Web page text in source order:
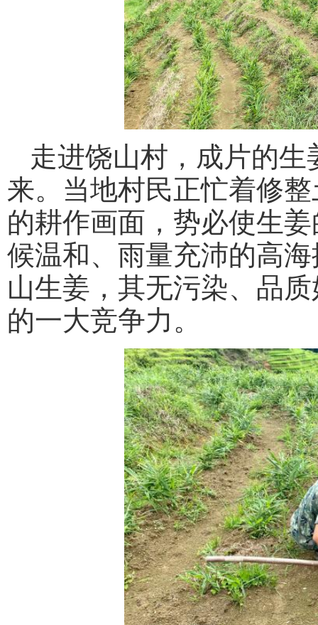
走进饶山村，成片的
来。当地村民正忙着修
的耕作画面，势必使生
候温和、雨量充沛的高
山生姜，其无污染、品
的一大竞争力。